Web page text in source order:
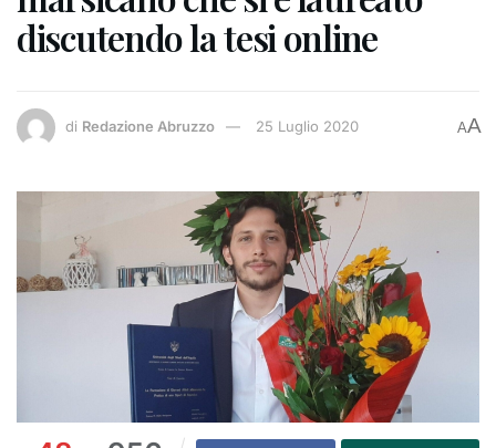
discutendo la tesi online
di Redazione Abruzzo 25 Luglio 2020 AA